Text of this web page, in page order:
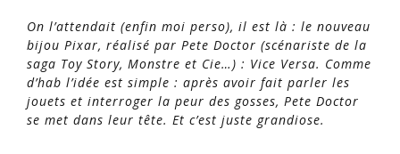
On l’attendait (enfin moi perso), il est là : le nouveau
bijou Pixar, réalisé par Pete Doctor (scénariste de la
saga Toy Story, Monstre et Cie…) : Vice Versa. Comme
d’hab l’idée est simple : après avoir fait parler les
jouets et interroger la peur des gosses, Pete Doctor
se met dans leur tête. Et c’est juste grandiose.